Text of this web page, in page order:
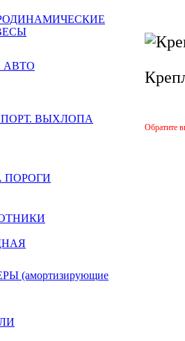
АВТО
ВЫХЛОПА
ПОРОГИ
(амортизирующие
Обратите